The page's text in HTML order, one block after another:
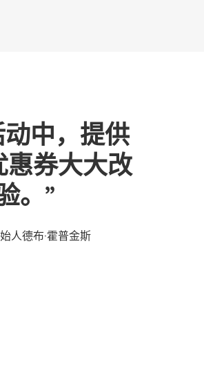
中，提供
惠券大大改
。”
人德布·霍普金斯